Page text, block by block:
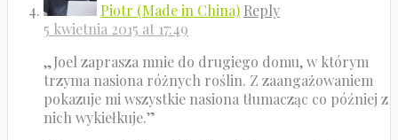
Piotr (Made in China) Reply
5 kwietnia 2015 at 17:49
„Joel zaprasza mnie do drugiego domu, w którym
trzyma nasiona różnych roślin. Z zaangażowaniem
pokazuje mi wszystkie nasiona tłumacząc co później z
nich wykiełkuje.”